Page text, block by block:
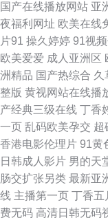
超碰九九 超碰啪啪在
二卡三 91传媒视频 老司
机 午夜香蕉成人网站 美
产TS系里 超碰青青操
媒视频在线入口 91she
线第一页 日本蜜桃综合
产传媒第三页 婷婷色黑
国产在线播放网站 亚
夜福利网址 欧美在线
片91 操久婷婷 91视
欧美爱爱 成人亚洲区
洲精品 国产热综合 久
整版 黄视网站在线播
产经典三级在线 丁香
一页 乱码欧美孕交 超
香港电影伦理片 91黄
日韩成人影片 男的天
肠交扩张另类 最新亚
线 主播第一页 丁香五
费无码 高清日韩无码